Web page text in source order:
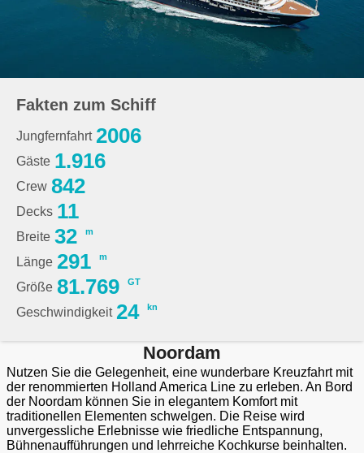
Fakten zum Schiff
Jungfernfahrt 2006
Gäste 1.916
Crew 842
Decks 11
Breite 32 m
Länge 291 m
Größe 81.769 GT
Geschwindigkeit 24 kn
Noordam
Nutzen Sie die Gelegenheit, eine wunderbare Kreuzfahrt mit
der renommierten Holland America Line zu erleben. An Bord
der Noordam können Sie in elegantem Komfort mit
traditionellen Elementen schwelgen. Die Reise wird
unvergessliche Erlebnisse wie friedliche Entspannung,
Bühnenaufführungen und lehrreiche Kochkurse beinhalten.